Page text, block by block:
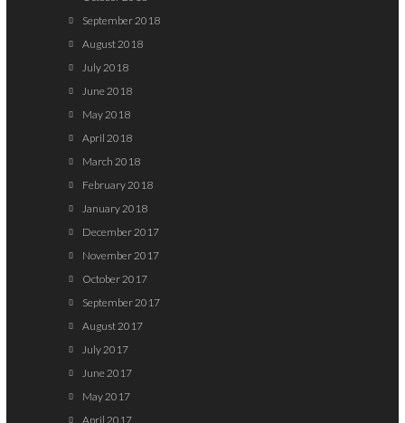
September 2018
August 2018
July 2018
June 2018
May 2018
April 2018
March 2018
February 2018
January 2018
December 2017
November 2017
October 2017
September 2017
August 2017
July 2017
June 2017
May 2017
April 2017